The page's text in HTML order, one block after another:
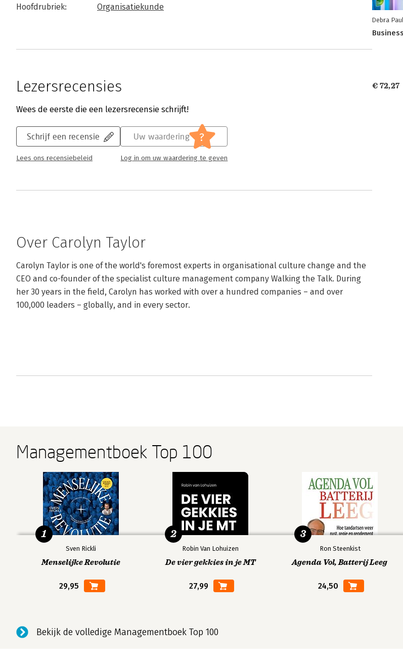
Hoofdrubriek: Organisatiekunde
Lezersrecensies
Wees de eerste die een lezersrecensie schrijft!
Schrijf een recensie
Lees ons recensiebeleid
Uw waardering ?
Log in om uw waardering te geven
Over Carolyn Taylor
Carolyn Taylor is one of the world's foremost experts in organisational culture change and the
CEO and co-founder of the specialist culture management company Walking the Talk. During
her 30 years in the field, Carolyn has worked with over a hundred companies – and over
100,000 leaders – globally, and in every sector.
Debra Paul
€ 72,27
Managementboek Top 100
Sven Rickli
Menselijke Revolutie
29,95
1
Robin Van Lohuizen
De vier gekkies in je MT
27,99
2
Ron Steenkist
Agenda Vol, Batterij Leeg
24,50
3
Bekijk de volledige Managementboek Top 100